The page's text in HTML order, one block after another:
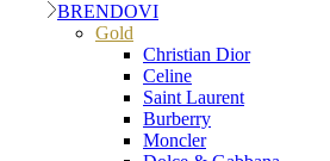
BRENDOVI
Gold
Christian Dior
Celine
Saint Laurent
Burberry
Moncler